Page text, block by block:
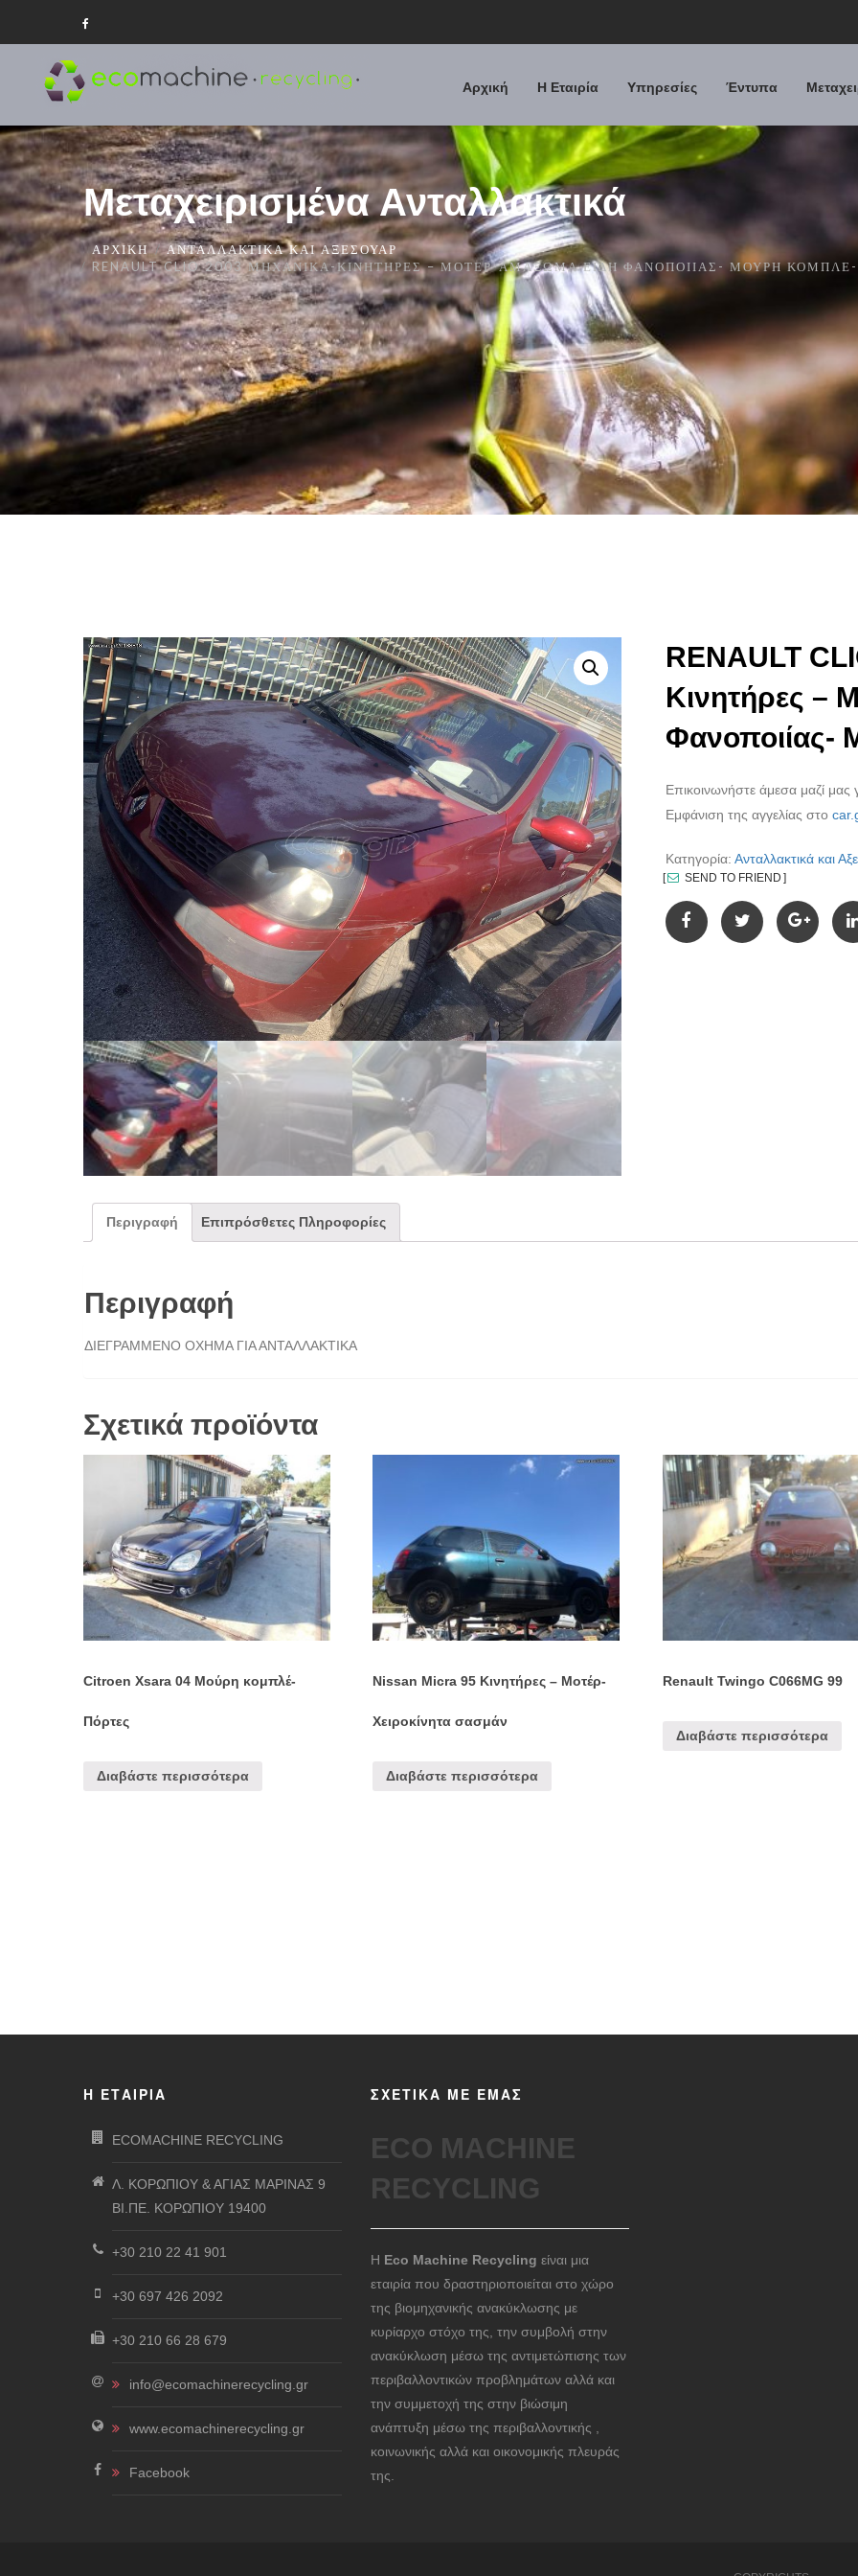
Αρχική Η Εταιρία Υπηρεσίες Έντυπα
Μεταχειρισμένα Ανταλλακτικά
ΑΡΧΙΚΉ
ΑΝΤΑΛΛΑΚΤΙΚΆ ΚΑΙ ΑΞΕΣΟΥΆΡ
RENAULT CLIO 2003 ΜΗΧΑΝΙΚΆ-ΚΙΝΗΤΉΡΕΣ – ΜΟΤΈΡ-ΑΜΆΞΩΜΑ ΕΊΔΗ ΦΑΝΟΠΟΙΊΑΣ- ΜΟΎΡΗ
RENAULT
Κινητήρες –
Φανοποιίας-
Επικοινωνήστε άμεσα μαζί μας
Εμφάνιση της αγγελίας στο
Κατηγορία:Ανταλλακτικά και
SEND TO FRIEND
Περιγραφή Επιπρόσθετες Πληροφορίες
Περιγραφή
ΔΙΕΓΡΑΜΜΕΝΟ ΟΧΗΜΑ ΓΙΑ ΑΝΤΑΛΛΑΚΤΙΚΑ
Σχετικά προϊόντα
Citroen Xsara 04 Μούρη κομπλέ-
Πόρτες
Διαβάστε περισσότερα
Nissan Micra 95 Κινητήρες – Μοτέρ-
Χειροκίνητα σασμάν
Διαβάστε περισσότερα
Renault Twingo C066MG 99
Διαβάστε περισσότερα
Η ΕΤΑΙΡΊΑ
ECOMACHINE RECYCLING
Λ. ΚΟΡΩΠΙΟΥ & ΑΓΙΑΣ ΜΑΡΙΝΑΣ 9
ΒΙ.ΠΕ. ΚΟΡΩΠΙΟΥ 19400
+30 210 22 41 901
+30 697 426 2092
+30 210 66 28 679
info@ecomachinerecycling.gr
www.ecomachinerecycling.gr
Facebook
ΣΧΕΤΙΚΑ ΜΕ ΕΜΑΣ
ECO MACHINE
RECYCLING
Η Eco Machine Recycling είναι μια
εταιρία που δραστηριοποιείται στο χώρο
της βιομηχανικής ανακύκλωσης με
κυρίαρχο στόχο της, την συμβολή στην
ανακύκλωση μέσω της αντιμετώπισης των
περιβαλλοντικών προβλημάτων αλλά και
την συμμετοχή της στην βιώσιμη
ανάπτυξη μέσω της περιβαλλοντικής ,
κοινωνικής αλλά και οικονομικής πλευράς
της.